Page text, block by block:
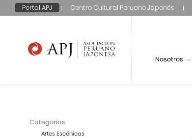
Portal APJ Centro Cultural Peruano Japonés
Nosotros
Categorías
Artes Escénicas